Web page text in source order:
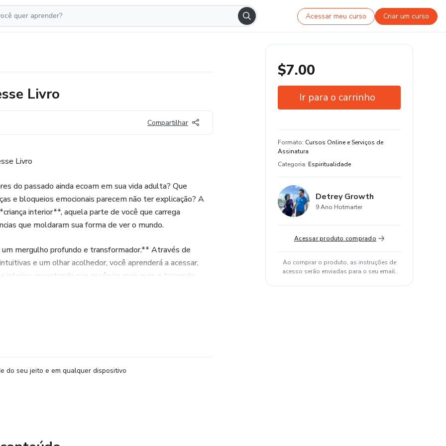
Acessar meu curso Criar um curso
Livro
Compartilhar
Livro
do passado ainda ecoam em sua vida adulta? Que
e bloqueios emocionais parecem não ter explicação? A
interior**, aquela parte de você que carrega
que moldaram sua forma de ver o mundo.
mergulho profundo e transformador.** Através de
e um olhar acolhedor, você aprenderá a acessar,
interior, resgatando sua essência mais pura e trazendo
para sua vida.
autoestima e amor próprio.
do seu jeito e em qualquer dispositivo
$7.00
Ir para o carrinho
Estude do seu jeito e em qualquer
dispositivo
Formato: Cursos Online e Serviços de
Assinatura
Categoria: Espiritualidade
Detrey Growth
9 Ano Hotmarter
Acessar produto comprado
Ao comprar o produto, as instruções de
acesso serão enviadas para o seu email.